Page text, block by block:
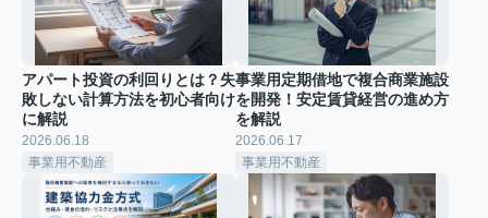
アパート投資の利回りとは？失
敗しない計算方法を初心者向け
に解説
2026.06.18
事業用不動産
事業用定期借地で複合商業施設
を開発！安定賃貸経営の進め方
を解説
2026.06.17
事業用不動産